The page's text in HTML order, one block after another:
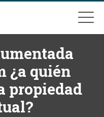
¿a quién
propiedad